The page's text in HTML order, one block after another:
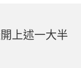
上述一大半